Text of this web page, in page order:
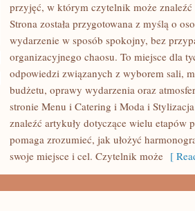
DEKORACJE
ARANŻACJE
przyjęć, w którym czytelnik może
Strona została przygotowana z myślą o
wydarzenie w sposób spokojny, bez
organizacyjnego chaosu. To miejsce dla
odpowiedzi związanych z wyborem sali,
budżetu, oprawy wydarzenia oraz
stronie Menu i Catering i Moda i
znaleźć artykuły dotyczące wielu etapów
pomaga zrozumieć, jak ułożyć
swoje miejsce i cel. Czytelnik może [